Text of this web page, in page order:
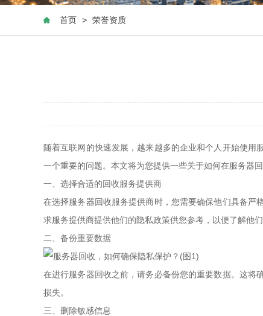
首页 > 荣誉资质
随着互联网的快速发展，越来越多的企业和个人开始使
一个重要的问题。本文将为您提供一些关于如何在服务器
一、选择合适的回收服务提供商
在选择服务器回收服务提供商时，您需要确保他们具备严
求服务提供商提供他们的隐私政策供您参考，以便了解他
二、备份重要数据
在进行服务器回收之前，请务必备份您的重要数据。这将
损失。
三、删除敏感信息